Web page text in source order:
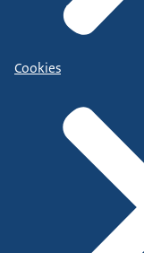
Cookies